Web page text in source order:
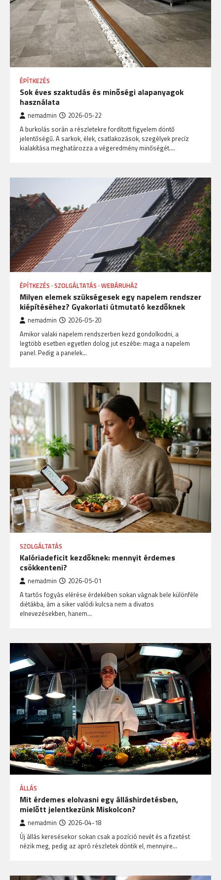
ÉPÍTKEZÉS
Sok éves szaktudás és minőségi alapanyagok
használata
nemadmin 2026-05-22
A burkolás során a részletekre fordított figyelem döntő
jelentőségű. A sarkok, élek, csatlakozások, szegélyek precíz
kialakítása meghatározza a végeredmény minőségét.…
ÉPÍTKEZÉS SZOLGÁLTATÁS WEBÁRUHÁZ
Milyen elemek szükségesek egy napelem rendszer
kiépítéséhez? Gyakorlati útmutató kezdőknek
nemadmin 2026-05-20
Amikor valaki napelem rendszerben kezd gondolkodni, a
legtöbb esetben egyetlen dolog jut eszébe: maga a napelem
panel. Pedig a panelek…
SZOLGÁLTATÁS
Kalóriadeficit kezdőknek: mennyit érdemes
csökkenteni?
nemadmin 2026-05-01
A tartós fogyás elérése érdekében sokan vágnak bele különféle
diétákba, ám a siker valódi kulcsa nem a divatos
elnevezésekben, hanem…
ÁLLÁS
Mit érdemes elolvasni egy álláshirdetésben,
mielőtt jelentkezünk Miskolcon?
nemadmin 2026-04-18
Új állás keresésekor sokan csak a pozíció nevét és a fizetést
nézik meg, pedig az apró részletek döntik el, mennyire…